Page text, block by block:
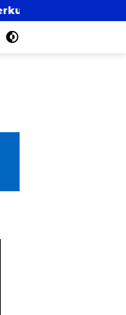
Kolaborasi